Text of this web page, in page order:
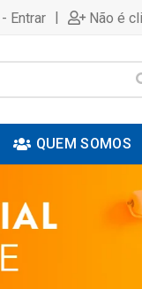
Entrar | Não é
QUEM SOMOS